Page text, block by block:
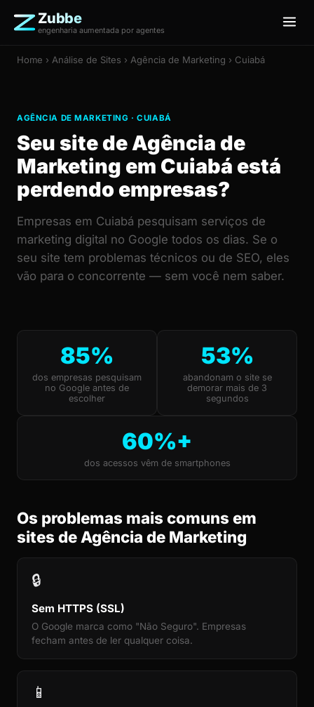
Zubbe
engenharia aumentada por agentes
Home › Análise de Sites › Agência de Marketing › Cuiabá
AGÊNCIA DE MARKETING · CUIABÁ
Seu site de Agência de
Marketing em Cuiabá está
perdendo empresas?
Empresas em Cuiabá pesquisam serviços de
marketing digital no Google todos os dias. Se o
seu site tem problemas técnicos ou de SEO, eles
vão para o concorrente — sem você nem saber.
85%
dos empresas pesquisam
no Google antes de
escolher
53%
abandonam o site se
demorar mais de 3
segundos
60%+
dos acessos vêm de smartphones
Os problemas mais comuns em
sites de Agência de Marketing
🔒
Sem HTTPS (SSL)
O Google marca como "Não Seguro". Empresas
fecham antes de ler qualquer coisa.
📱